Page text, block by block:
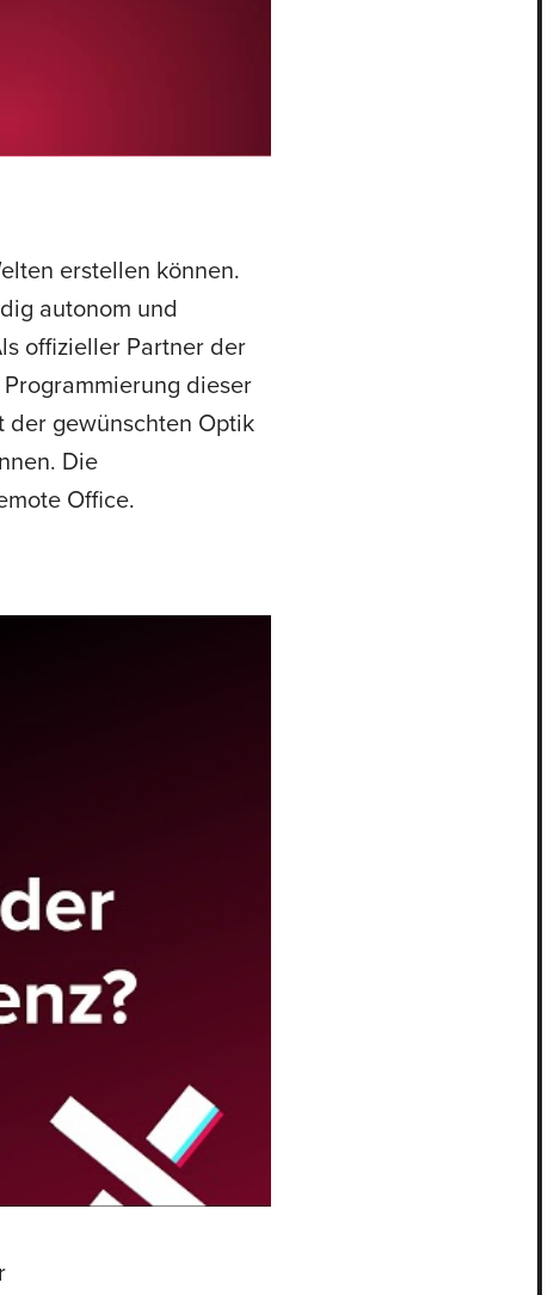
erstellen können.
autonom und
offizieller Partner der
dieser
der gewünschten Optik
Die
Office.